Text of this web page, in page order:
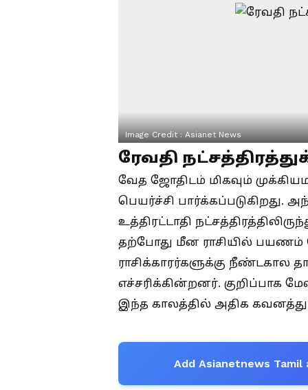
Image Credit :Asianet News
ரேவதி
வேத ஜோதிடம் மிகவும்
பெயர்ச்சி பார்க்கப்படுகிறது.
உத்திரட்டாதி
தற்போது மீன ராசியில்
ராசிக்காரர்களுக்கு நீண்டகால
எச்சரிக்கின்றனர். குறிப்பாக
இந்த காலத்தில் அதிக
Add Asianetnews